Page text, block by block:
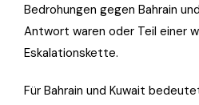
Bedrohungen gegen Bahrain
Antwort waren oder Teil einer
Eskalationskette.
Für Bahrain und Kuwait